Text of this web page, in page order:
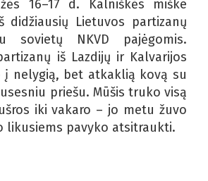
16–17 d. Kalniškės miške
didžiausių Lietuvos partizanų
sovietų NKVD pajėgomis.
iš Lazdijų ir Kalvarijos
į nelygią, bet atkaklią kovą su
priešu. Mūšis truko visą
iki vakaro – jo metu žuvo
likusiems pavyko atsitraukti.